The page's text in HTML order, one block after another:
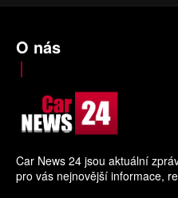
O nás
Car News 24 jsou aktuální
pro vás nejnovější informace,